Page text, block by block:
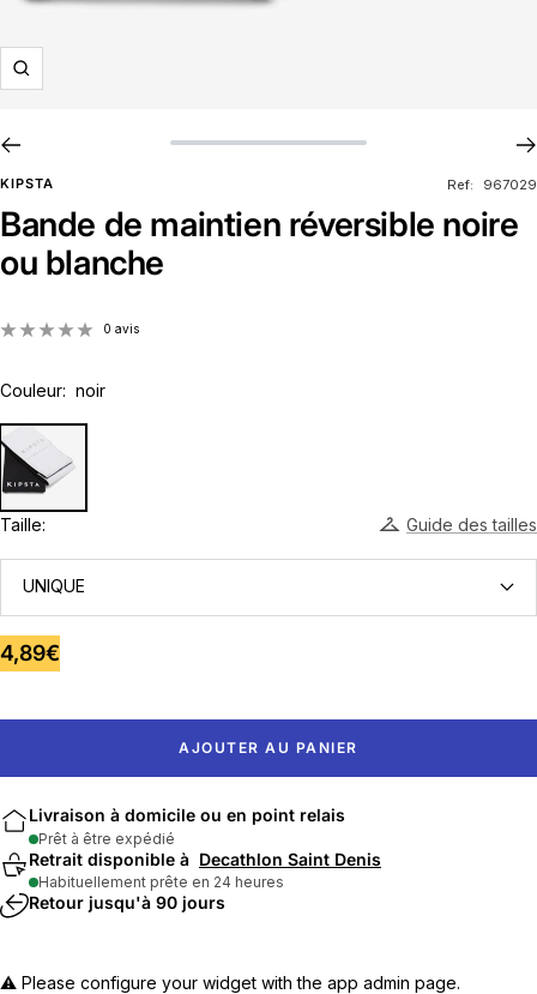
Zoom
KIPSTA
Bande de maintien réversible noire
ou blanche
0 avis
Ref: 967029
Taille: Guide des tailles
UNIQUE
Couleur: noir
Prix
vente
4,89€
AJOUTER AU PANIER
Livraison à domicile ou en point relais
Prêt à être expédié
Retrait disponible à Decathlon Saint Denis
Habituellement prête en 24 heures
Retour jusqu'à 90 jours
⚠️ Please configure your widget with the app admin page.